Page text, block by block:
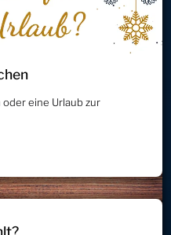
eine Urlaub zur